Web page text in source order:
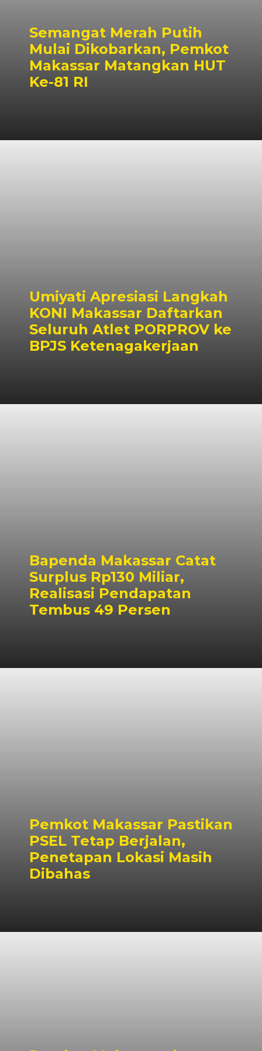
Semangat Merah Putih
Mulai Dikobarkan, Pemkot
Makassar Matangkan HUT
Ke-81 RI
Umiyati Apresiasi Langkah
KONI Makassar Daftarkan
Seluruh Atlet PORPROV ke
BPJS Ketenagakerjaan
Bapenda Makassar Catat
Surplus Rp130 Miliar,
Realisasi Pendapatan
Tembus 49 Persen
Pemkot Makassar Pastikan
PSEL Tetap Berjalan,
Penetapan Lokasi Masih
Dibahas